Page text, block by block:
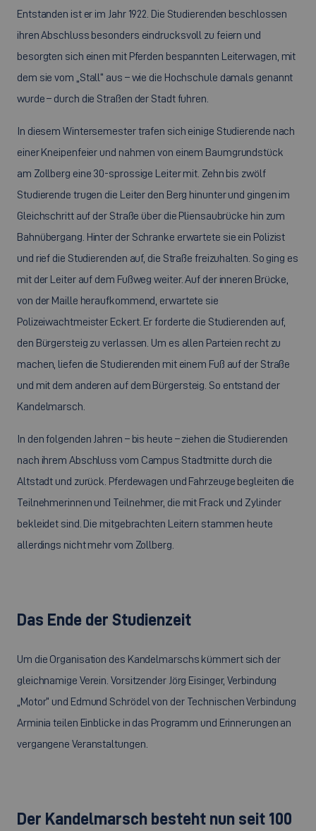
Entstanden ist er im Jahr 1922. Die Studierenden beschlossen
ihren Abschluss besonders eindrucksvoll zu feiern und
besorgten sich einen mit Pferden bespannten Leiterwagen, mit
dem sie vom „Stall“ aus – wie die Hochschule damals genannt
wurde – durch die Straßen der Stadt fuhren.
In diesem Wintersemester trafen sich einige Studierende nach
einer Kneipenfeier und nahmen von einem Baumgrundstück
am Zollberg eine 30-sprossige Leiter mit. Zehn bis zwölf
Studierende trugen die Leiter den Berg hinunter und gingen im
Gleichschritt auf der Straße über die Pliensaubrücke hin zum
Bahnübergang. Hinter der Schranke erwartete sie ein Polizist
und rief die Studierenden auf, die Straße freizuhalten. So ging es
mit der Leiter auf dem Fußweg weiter. Auf der inneren Brücke,
von der Maille heraufkommend, erwartete sie
Polizeiwachtmeister Eckert. Er forderte die Studierenden auf,
den Bürgersteig zu verlassen. Um es allen Parteien recht zu
machen, liefen die Studierenden mit einem Fuß auf der Straße
und mit dem anderen auf dem Bürgersteig. So entstand der
Kandelmarsch.
In den folgenden Jahren – bis heute – ziehen die Studierenden
nach ihrem Abschluss vom Campus Stadtmitte durch die
Altstadt und zurück. Pferdewagen und Fahrzeuge begleiten die
Teilnehmerinnen und Teilnehmer, die mit Frack und Zylinder
bekleidet sind. Die mitgebrachten Leitern stammen heute
allerdings nicht mehr vom Zollberg.
Das Ende der Studienzeit
Um die Organisation des Kandelmarschs kümmert sich der
gleichnamige Verein. Vorsitzender Jörg Eisinger, Verbindung
„Motor“ und Edmund Schrödel von der Technischen Verbindung
Arminia teilen Einblicke in das Programm und Erinnerungen an
vergangene Veranstaltungen.
Der Kandelmarsch besteht nun seit 100